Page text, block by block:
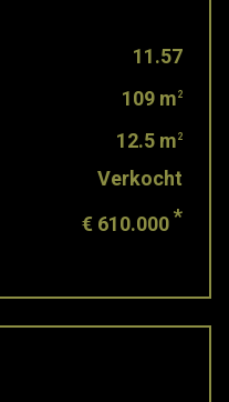
11.57
109 m 2
12.5 m 2
Verkocht
€ 610.000*